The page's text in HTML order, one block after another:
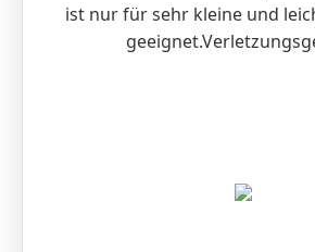
ist nur für sehr kleine und